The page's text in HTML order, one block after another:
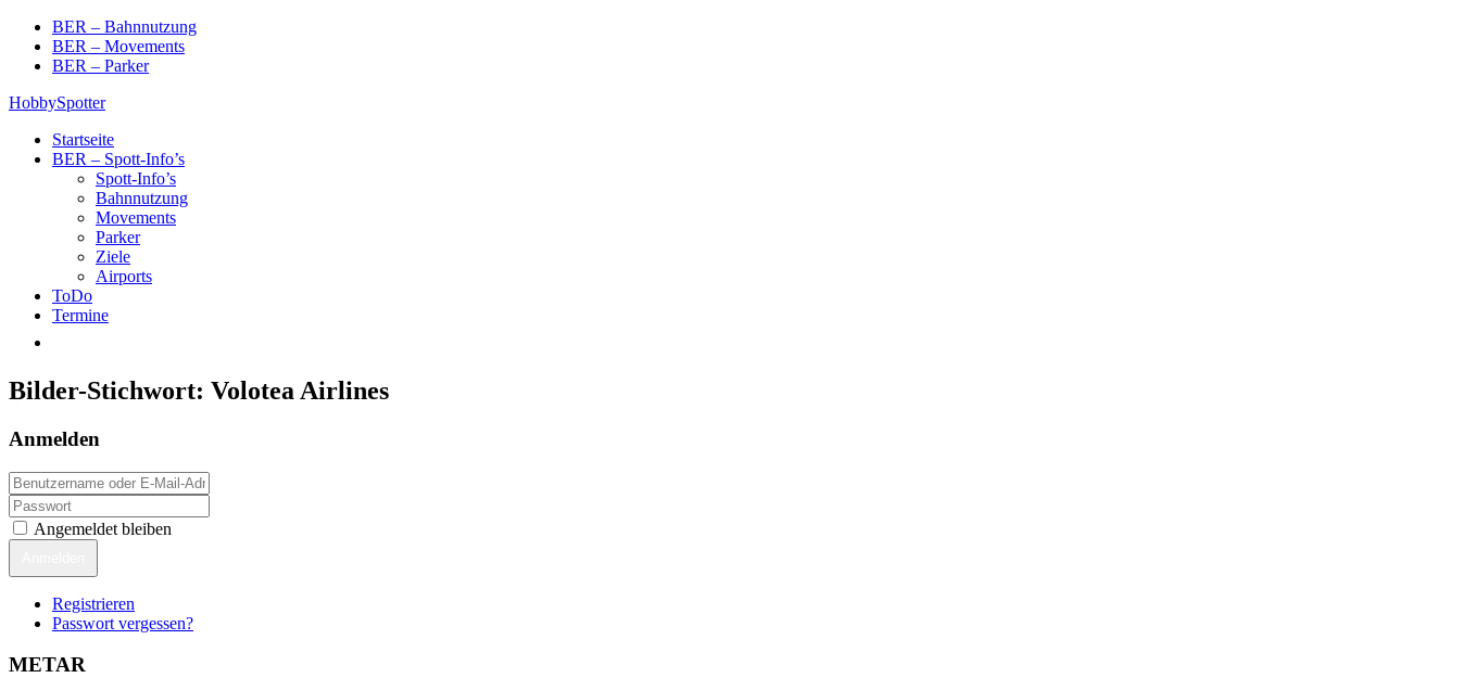
Skip
content
BER – Bahnnutzung
BER – Movements
BER – Parker
HobbySpotter
Startseite
BER – Spott-Info’s
Spott-Info’s
Bahnnutzung
Movements
Parker
Ziele
Airports
ToDo
Termine
Bilder-Stichwort: Volotea Airlines
Anmelden
Angemeldet bleiben
Registrieren
Passwort vergessen?
METAR